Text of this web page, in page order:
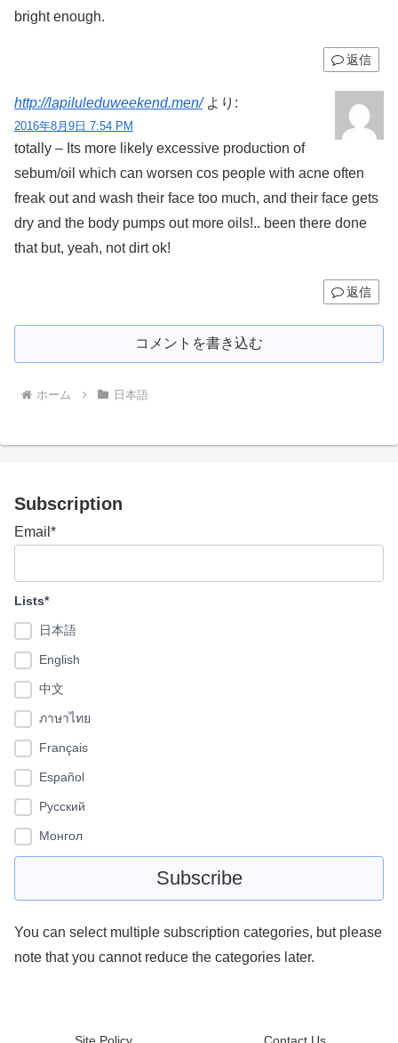
bright enough.
返信
http://lapiluleduweekend.men/ より:
2016年8月9日 7:54 PM
totally – Its more likely excessive production of
sebum/oil which can worsen cos people with acne often
freak out and wash their face too much, and their face gets
dry and the body pumps out more oils!.. been there done
that but, yeah, not dirt ok!
返信
コメントを書き込む
ホーム 日本語
Subscription
Email*
Lists*
日本語
English
中文
ภาษาไทย
Français
Español
Pусский
Монгол
You can select multiple subscription categories, but please
note that you cannot reduce the categories later.
Site Policy Contact Us